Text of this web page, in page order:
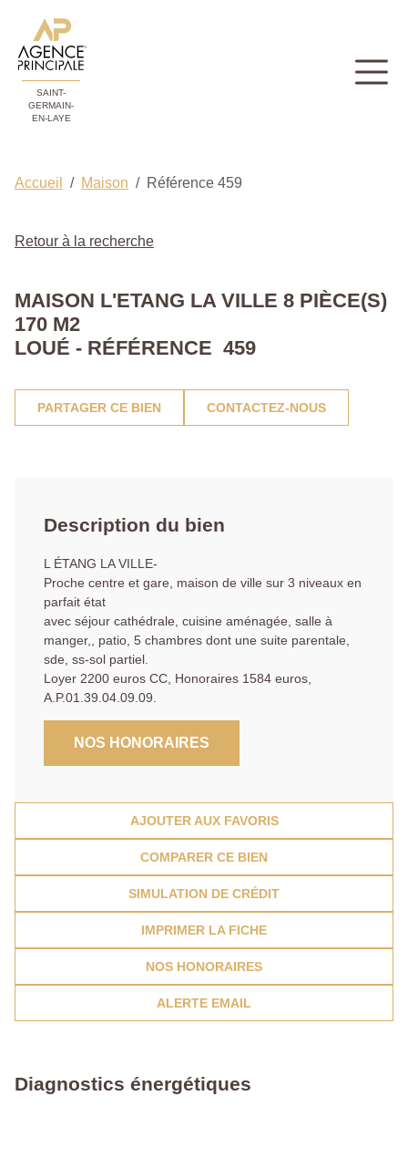
SAINT-
GERMAIN-
EN-LAYE
Accueil Maison Référence 459
Retour à la recherche
MAISON L'ETANG LA VILLE 8 PIÈCE(S)
170 M2
LOUÉ - RÉFÉRENCE 459
PARTAGER CE BIEN CONTACTEZ-NOUS
Description du bien
L ÉTANG LA VILLE-
Proche centre et gare, maison de ville sur 3 niveaux en
parfait état
avec séjour cathédrale, cuisine aménagée, salle à
manger,, patio, 5 chambres dont une suite parentale,
sde, ss-sol partiel.
Loyer 2200 euros CC, Honoraires 1584 euros,
A.P.01.39.04.09.09.
NOS HONORAIRES
AJOUTER AUX FAVORIS
COMPARER CE BIEN
SIMULATION DE CRÉDIT
IMPRIMER LA FICHE
NOS HONORAIRES
ALERTE EMAIL
Diagnostics énergétiques